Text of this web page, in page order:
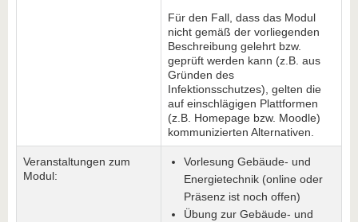
Für den Fall, dass das Modul
nicht gemäß der vorliegenden
Beschreibung gelehrt bzw.
geprüft werden kann (z.B. aus
Gründen des
Infektionsschutzes), gelten die
auf einschlägigen Plattformen
(z.B. Homepage bzw. Moodle)
kommunizierten Alternativen.
Veranstaltungen zum
Modul:
Vorlesung Gebäude- und
Energietechnik (online oder
Präsenz ist noch offen)
Übung zur Gebäude- und